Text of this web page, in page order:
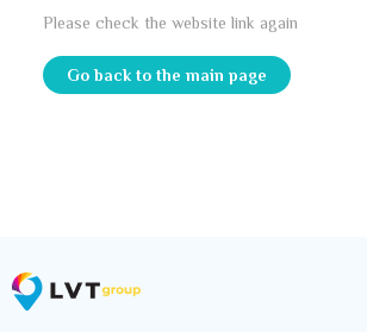
Please check the website link again
Go back to the main page